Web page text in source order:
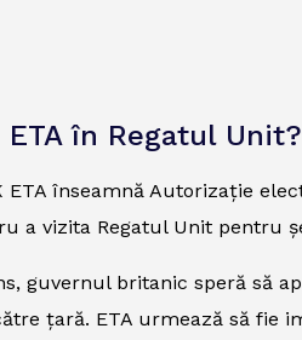
ETA în Regatul Unit?
ETA înseamnă Autorizație
a vizita Regatul Unit pentru
guvernul britanic speră să
țară. ETA urmează să fie